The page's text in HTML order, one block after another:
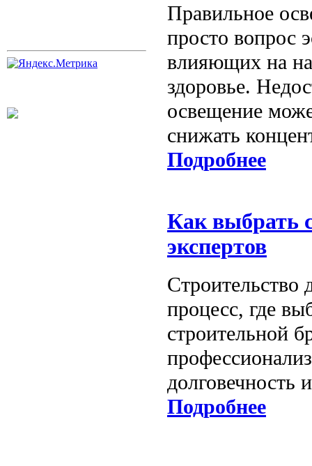
Правильное
просто вопрос
влияющих на
здоровье.
освещение
снижать
Подробнее
Как выбрать
экспертов
Строительство
процесс, где
строительной
долговечность
Подробнее